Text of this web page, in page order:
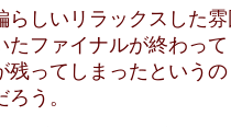
らしいリラックスした
たファイナルが終わっ
残ってしまったという
ろう。